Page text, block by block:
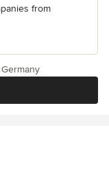
from